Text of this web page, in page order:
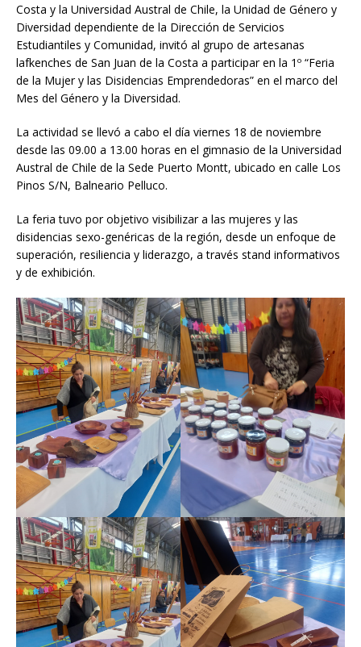
Costa y la Universidad Austral de Chile, la Unidad de Género y
Diversidad dependiente de la Dirección de Servicios
Estudiantiles y Comunidad, invitó al grupo de artesanas
lafkenches de San Juan de la Costa a participar en la 1º “Feria
de la Mujer y las Disidencias Emprendedoras” en el marco del
Mes del Género y la Diversidad.
La actividad se llevó a cabo el día viernes 18 de noviembre
desde las 09.00 a 13.00 horas en el gimnasio de la Universidad
Austral de Chile de la Sede Puerto Montt, ubicado en calle Los
Pinos S/N, Balneario Pelluco.
La feria tuvo por objetivo visibilizar a las mujeres y las
disidencias sexo-genéricas de la región, desde un enfoque de
superación, resiliencia y liderazgo, a través stand informativos
y de exhibición.